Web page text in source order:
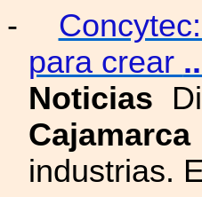
-
Concytec:
para crear
Noticias
Cajamarca
industrias.